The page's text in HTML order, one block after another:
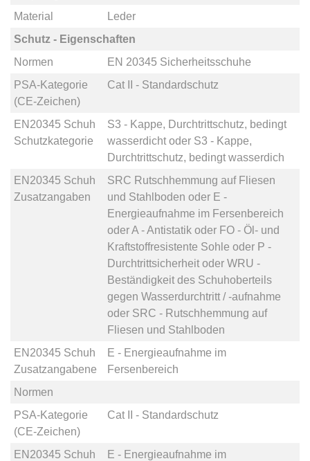
Material
Leder
Schutz - Eigenschaften
Normen
EN 20345 Sicherheitsschuhe
PSA-Kategorie
(CE-Zeichen)
Cat II - Standardschutz
EN20345 Schuh
Schutzkategorie
S3 - Kappe, Durchtrittschutz, bedingt
wasserdichtoder S3 - Kappe,
Durchtrittschutz, bedingt wasserdich
EN20345 Schuh
Zusatzangaben
SRC Rutschhemmung auf Fliesen
und Stahlboden oder E -
Energieaufnahme im Fersenbereich
oderA - Antistatikoder FO - Öl- und
Kraftstoffresistente Sohle oder P -
Durchtrittsicherheitoder WRU -
Beständigkeit des Schuhoberteils
gegen Wasserdurchtritt / -aufnahme
oder SRC - Rutschhemmung auf
Fliesen und Stahlboden
EN20345 Schuh
Zusatzangabene
E - Energieaufnahme im
Fersenbereich
Normen
PSA-Kategorie
(CE-Zeichen)
Cat II - Standardschutz
EN20345 Schuh
E - Energieaufnahme im